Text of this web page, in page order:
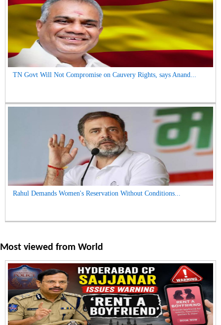
TN Govt Will Not Compromise on Cauvery Rights, says Anand...
Rahul Demands Women's Reservation Without Conditions...
Most viewed from World